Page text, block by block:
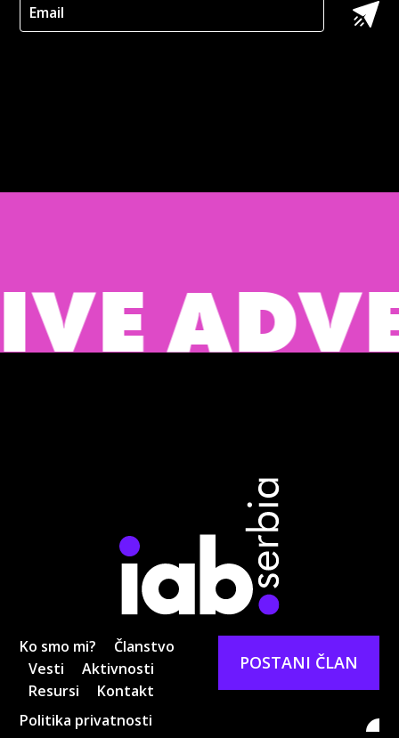
Ko smo mi?
Članstvo
Vesti
Aktivnosti
Resursi
Kontakt
Politika privatnosti
POSTANI ČLAN